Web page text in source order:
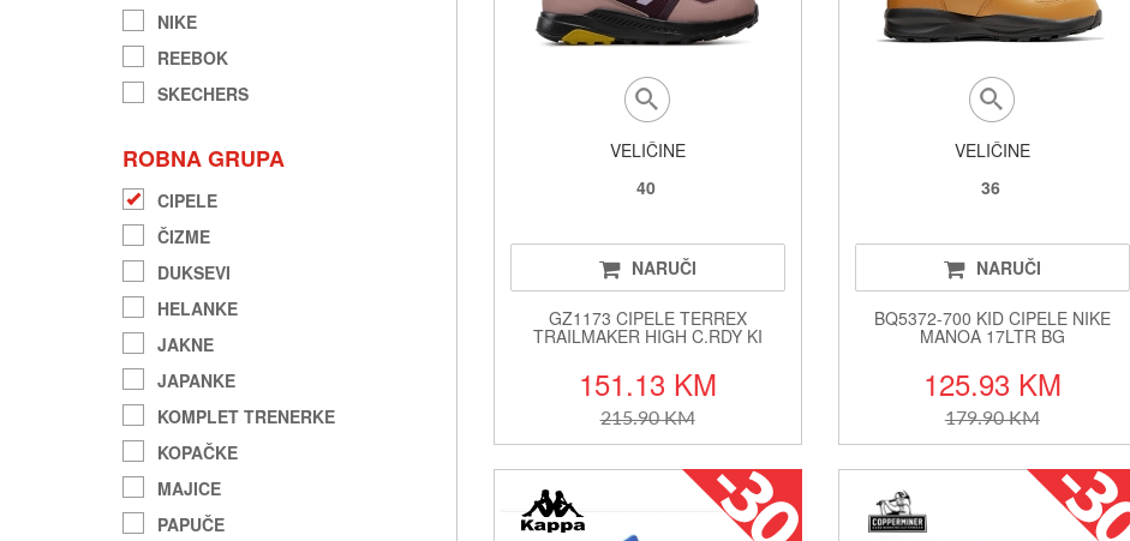
NIKE
REEBOK
SKECHERS
ROBNA GRUPA
CIPELE
ČIZME
DUKSEVI
HELANKE
JAKNE
JAPANKE
KOMPLET TRENERKE
KOPAČKE
MAJICE
PAPUČE
VELIČINE
40
NARUČI
GZ1173 CIPELE TERREX
TRAILMAKER HIGH C.RDY KI
151.13 KM
215.90 KM
VELIČINE
36
NARUČI
BQ5372-700 KID CIPELE NIKE
MANOA 17LTR BG
125.93 KM
179.90 KM